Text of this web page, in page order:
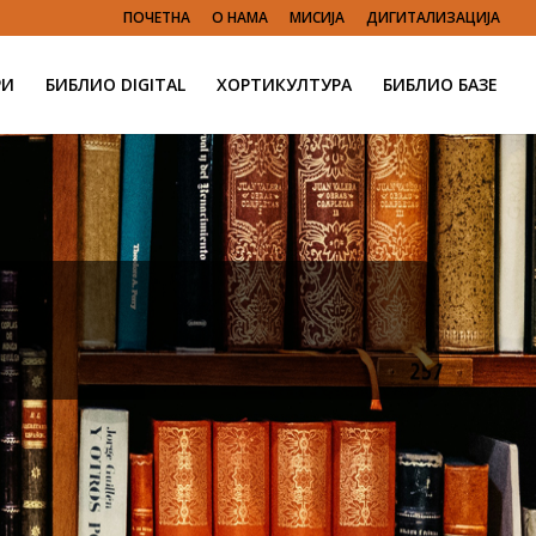
ПОЧЕТНА О НАМА МИСИЈА ДИГИТАЛИЗАЦИЈА
БИБЛИО DIGITAL ХОРТИКУЛТУРА БИБЛИО БАЗЕ